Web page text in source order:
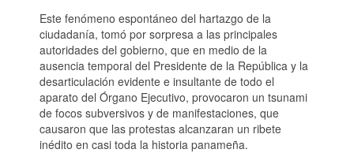
Este fenómeno espontáneo del hartazgo de la
ciudadanía, tomó por sorpresa a las principales
autoridades del gobierno, que en medio de la
ausencia temporal del Presidente de la República y la
desarticulación evidente e insultante de todo el
aparato del Órgano Ejecutivo, provocaron un tsunami
de focos subversivos y de manifestaciones, que
causaron que las protestas alcanzaran un ribete
inédito en casi toda la historia panameña.